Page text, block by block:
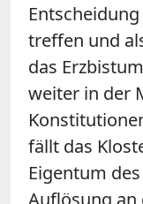
treffen und
das
weiter in der
fällt das
Eigentum
Auflösung an